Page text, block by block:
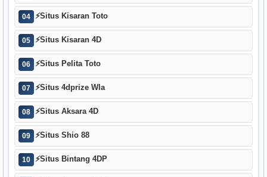
04 ⚡Situs Kisaran Toto
05 ⚡Situs Kisaran 4D
06 ⚡Situs Pelita Toto
07 ⚡Situs 4dprize Wla
08 ⚡Situs Aksara 4D
09 ⚡Situs Shio 88
10 ⚡Situs Bintang 4DP